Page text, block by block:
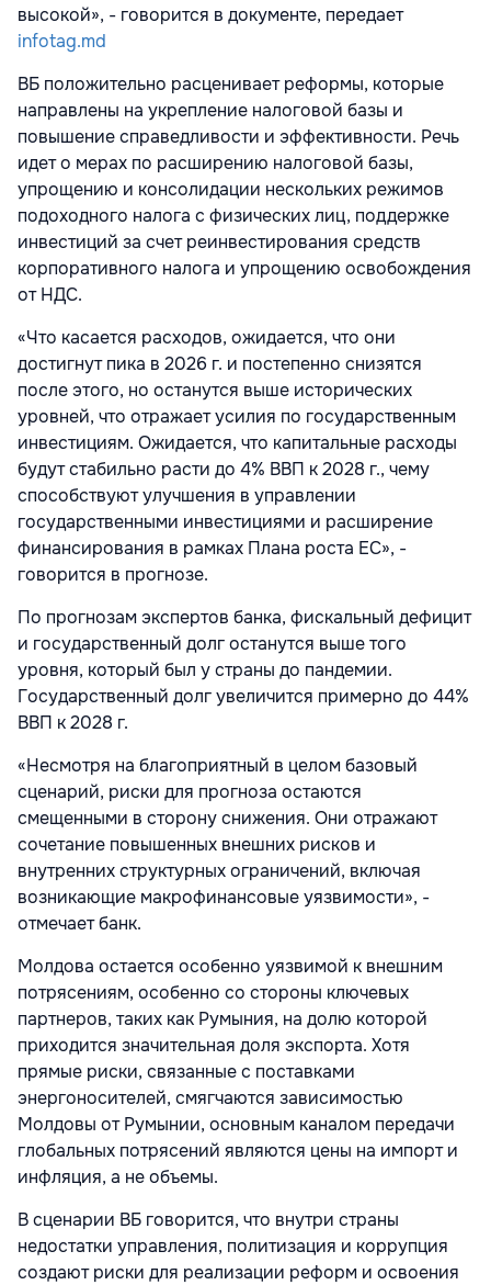
высокой», - говорится в документе, передает
infotag.md
ВБ положительно расценивает реформы, которые
направлены на укрепление налоговой базы и
повышение справедливости и эффективности. Речь
идет о мерах по расширению налоговой базы,
упрощению и консолидации нескольких режимов
подоходного налога с физических лиц, поддержке
инвестиций за счет реинвестирования средств
корпоративного налога и упрощению освобождения
от НДС.
«Что касается расходов, ожидается, что они
достигнут пика в 2026 г. и постепенно снизятся
после этого, но останутся выше исторических
уровней, что отражает усилия по государственным
инвестициям. Ожидается, что капитальные расходы
будут стабильно расти до 4% ВВП к 2028 г., чему
способствуют улучшения в управлении
государственными инвестициями и расширение
финансирования в рамках Плана роста ЕС», -
говорится в прогнозе.
По прогнозам экспертов банка, фискальный дефицит
и государственный долг останутся выше того
уровня, который был у страны до пандемии.
Государственный долг увеличится примерно до 44%
ВВП к 2028 г.
«Несмотря на благоприятный в целом базовый
сценарий, риски для прогноза остаются
смещенными в сторону снижения. Они отражают
сочетание повышенных внешних рисков и
внутренних структурных ограничений, включая
возникающие макрофинансовые уязвимости», -
отмечает банк.
Молдова остается особенно уязвимой к внешним
потрясениям, особенно со стороны ключевых
партнеров, таких как Румыния, на долю которой
приходится значительная доля экспорта. Хотя
прямые риски, связанные с поставками
энергоносителей, смягчаются зависимостью
Молдовы от Румынии, основным каналом передачи
глобальных потрясений являются цены на импорт и
инфляция, а не объемы.
В сценарии ВБ говорится, что внутри страны
недостатки управления, политизация и коррупция
создают риски для реализации реформ и освоения